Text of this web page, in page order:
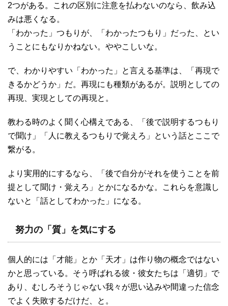
2つがある。これの区別に注意を払わないのなら、飲み込
みは悪くなる。
「わかった」つもりが、「わかったつもり」だった、とい
うことにもなりかねない。ややこしいな。
で、わかりやすい「わかった」と言える基準は、「再現で
きるかどうか」だ。再現にも種類があるが。説明としての
再現、実現としての再現と。
教わる時のよく聞く心構えである、「後で説明するつもり
で聞け」「人に教えるつもりで覚えろ」という話とここで
繋がる。
より実用的にするなら、「後で自分がそれを使うことを前
提として聞け・覚えろ」とかになるかな。これらを意識し
ないと「話としてわかった」になる。
努力の「質」を気にする
個人的には「才能」とか「天才」は作り物の概念ではない
かと思っている。そう呼ばれる彼・彼女たちは「適切」で
あり、むしろそうじゃない我々が思い込みや間違った信念
でよく失敗するだけだ、と。